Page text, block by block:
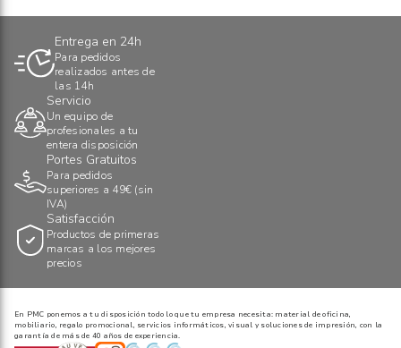
Entrega en 24h
Para pedidos
realizados antes de
las 14h
Servicio
Un equipo de
profesionales a tu
entera disposición
Portes Gratuitos
Para pedidos
superiores a 49€ (sin
IVA)
Satisfacción
Productos de primeras
marcas a los mejores
precios
En PMC ponemos a tu disposición todo lo que tu empresa necesita: material de oficina,
mobiliario, regalo promocional, servicios informáticos, visual y soluciones de impresión, con la
garantía de más de 40 años de experiencia.